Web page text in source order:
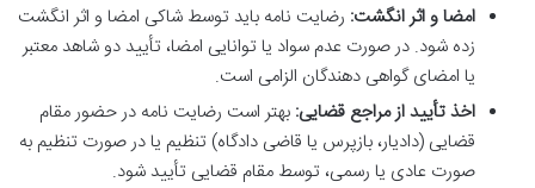
امضا و اثر انگشت: رضایت نامه باید توسط شاکی امضا و اثر انگشت
زده شود. در صورت عدم سواد یا توانایی امضا، تأیید دو شاهد معتبر
یا امضای گواهی دهندگان الزامی است.
اخذ تأیید از مراجع قضایی: بهتر است رضایت نامه در حضور مقام
قضایی (دادیار، بازپرس یا قاضی دادگاه) تنظیم یا در صورت تنظیم به
صورت عادی یا رسمی، توسط مقام قضایی تأیید شود.